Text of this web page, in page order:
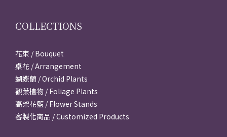
COLLECTIONS
花束 / Bouquet
桌花 / Arrangement
蝴蝶蘭 / Orchid Plants
觀葉植物 / Foliage Plants
高架花籃 / Flower Stands
客製化商品 / Customized Products